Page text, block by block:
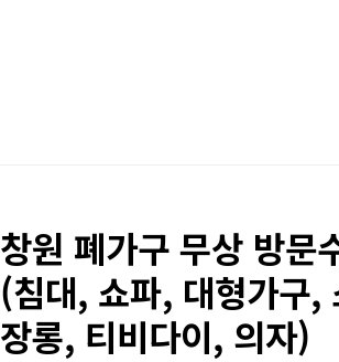
창원 폐가구 무상 방문
(침대, 쇼파, 대형가구,
장롱, 티비다이, 의자)